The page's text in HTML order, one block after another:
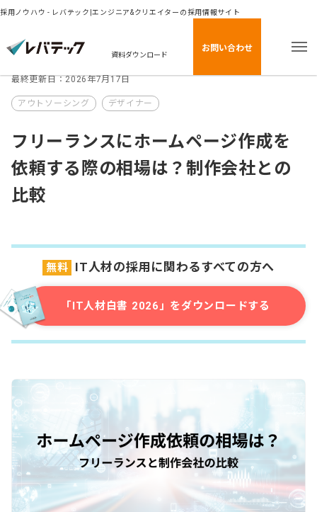
採用ノウハウ - レバテック|エンジニア&クリエイターの採用情報サイト
資料ダウンロード
お問い合わせ
最終更新日：2026年7月17日
アウトソーシング デザイナー
フリーランスにホームページ作成を
依頼する際の相場は？制作会社との
比較
無料 IT人材の採用に関わるすべての方へ
「IT人材白書 2026」をダウンロードする